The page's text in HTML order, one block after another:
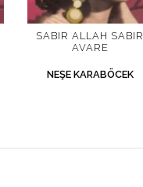
SABIR ALLAH SABIR
AVARE
NEŞE KARABÖCEK